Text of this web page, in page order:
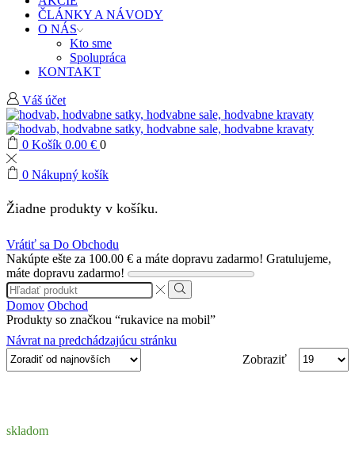
ČLÁNKY A NÁVODY
O NÁS
Kto sme
Spolupráca
KONTAKT
Váš účet
0 Košík 0.00 € 0
0 Nákupný košík
Žiadne produkty v košíku.
Vrátiť sa Do Obchodu
Nakúpte ešte za 100.00 € a máte dopravu zadarmo! Gratulujeme,
máte dopravu zadarmo!
Search
input
Search
Domov Obchod
Produkty so značkou “rukavice na mobil”
Návrat na predchádzajúcu stránku
Zobraziť
Produktov
na
skladom